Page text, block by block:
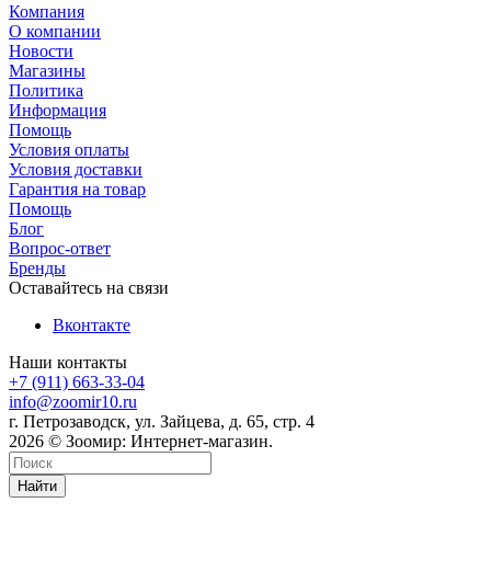
Компания
О компании
Новости
Магазины
Политика
Информация
Помощь
Условия оплаты
Условия доставки
Гарантия на товар
Помощь
Блог
Вопрос-ответ
Бренды
Оставайтесь на связи
Вконтакте
Наши контакты
+7 (911) 663-33-04
info@zoomir10.ru
г. Петрозаводск, ул. Зайцева, д. 65, стр. 4
2026 © Зоомир: Интернет-магазин.
Найти